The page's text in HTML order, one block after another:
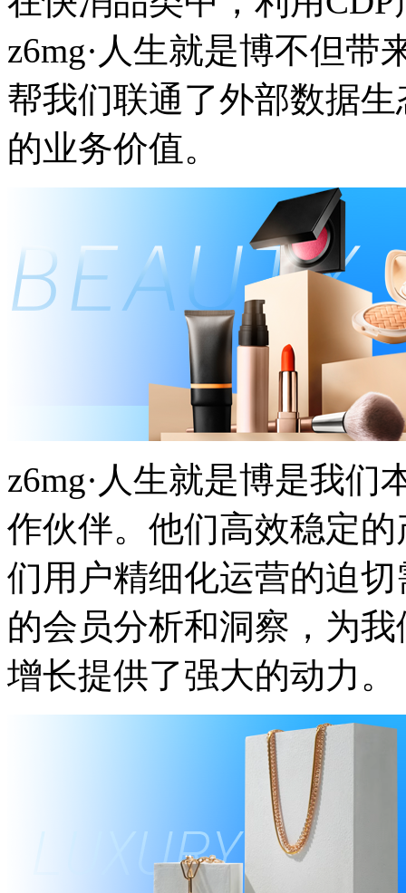
z6mg·人生就是博不但带
帮我们联通了外部数据生
的业务价值。
z6mg·人生就是博是我们
作伙伴。他们高效稳定
们用户精细化运营的迫切
的会员分析和洞察，
增长提供了强大的动力。